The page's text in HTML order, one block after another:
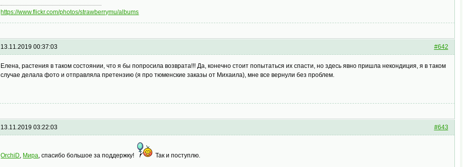
https://www.flickr.com/photos/strawberrymu/albums
#642
13.11.2019 00:37:03
Елена, растения в таком состоянии, что я бы попросила возврата!!! Да, конечно стоит попытаться их спасти, но здесь явно пришла некондиция, я в таком
случае делала фото и отправляла претензию (я про тюменские заказы от Михаила), мне все вернули без проблем.
#643
13.11.2019 03:22:03
OrchiD, Мира, спасибо большое за поддержку! Так и поступлю.